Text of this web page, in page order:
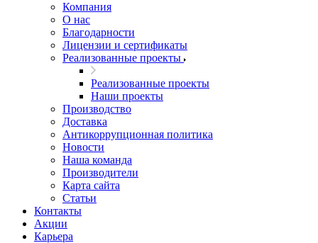
Компания
О нас
Благодарности
Лицензии и сертификаты
Реализованные проекты
Реализованные проекты
Наши проекты
Производство
Доставка
Антикоррупционная политика
Новости
Наша команда
Производители
Карта сайта
Статьи
Контакты
Акции
Карьера